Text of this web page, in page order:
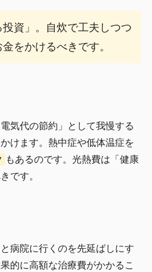
資」。自炊で工夫しつつ
をかけるべきです。
気代の節約」として我慢する
けます。熱中症や低体温症を
もあるのです。光熱費は「健康
です。
病院に行くのを先延ばしにす
的に高額な治療費がかかるこ